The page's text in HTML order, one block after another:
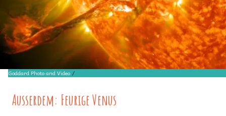
Goddard Photo and Video /
Ausserdem: Feurige Venus